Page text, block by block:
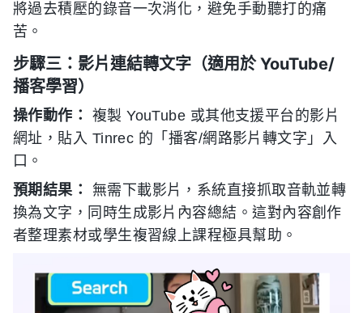
將過去積壓的錄音一次消化，避免手動聽打的痛
苦。
步驟三：影片連結轉文字（適用於 YouTube/
播客學習）
操作動作：
複製 YouTube 或其他支援平台的影片
網址，貼入 Tinrec 的「播客/網路影片轉文字」入
口。
預期結果：
無需下載影片，系統直接抓取音軌並轉
換為文字，同時生成影片內容總結。這對內容創作
者整理素材或學生複習線上課程極具幫助。